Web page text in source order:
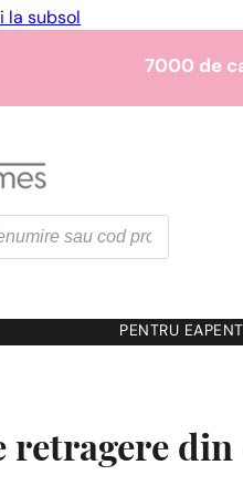
la subsol
7000 de
PENTRU EA
retragere